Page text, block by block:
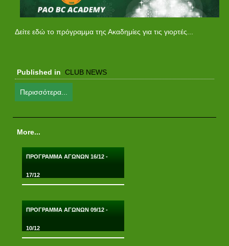
Δείτε εδώ το πρόγραμμα της Ακαδημίες για τις γιορτές...
Published in CLUB NEWS
Περισσότερα...
More...
ΠΡΟΓΡΑΜΜΑ ΑΓΩΝΩΝ 16/12 -
17/12
ΠΡΟΓΡΑΜΜΑ ΑΓΩΝΩΝ 09/12 -
10/12